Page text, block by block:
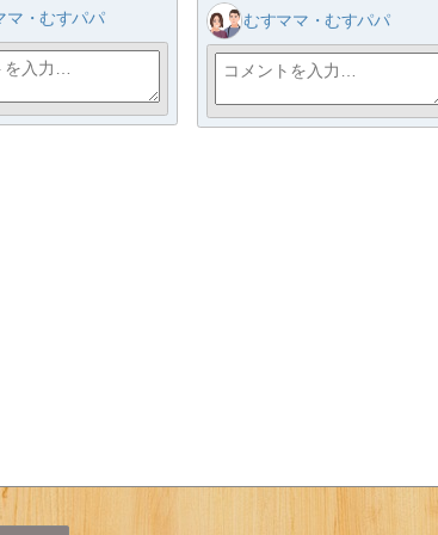
マ・むすパパ むすママ・むすパパ